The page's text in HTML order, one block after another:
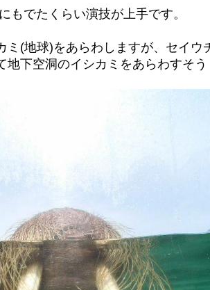
もでたくらい演技が上手です。
ミ(地球)をあらわしますが、セイウ
地下空洞のイシカミをあらわすそう